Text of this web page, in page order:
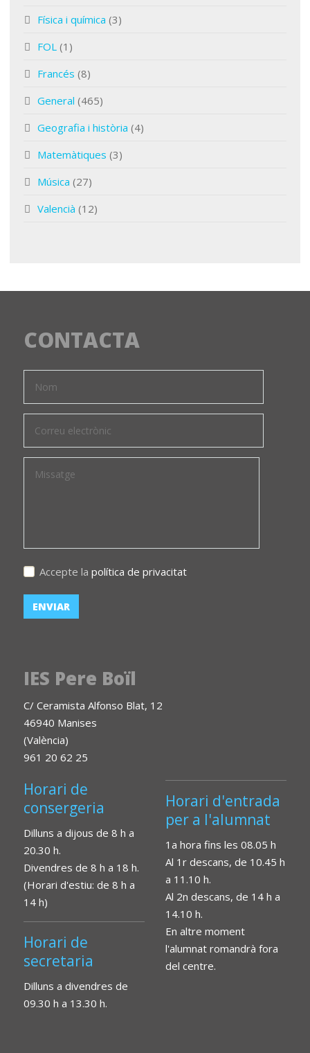
Física i química (3)
FOL (1)
Francés (8)
General (465)
Geografia i història (4)
Matemàtiques (3)
Música (27)
Valencià (12)
CONTACTA
Accepte la política de privacitat
IES Pere Boïl
C/ Ceramista Alfonso Blat, 12
46940 Manises
(València)
961 20 62 25
Horari de
consergeria
Dilluns a dijous de 8 h a
20.30 h.
Divendres de 8 h a 18 h.
(Horari d'estiu: de 8 h a
14 h)
Horari de
secretaria
Dilluns a divendres de
09.30 h a 13.30 h.
Horari d'entrada
per a l'alumnat
1a hora fins les 08.05 h
Al 1r descans, de 10.45 h
a 11.10 h.
Al 2n descans, de 14 h a
14.10 h.
En altre moment
l'alumnat romandrà fora
del centre.